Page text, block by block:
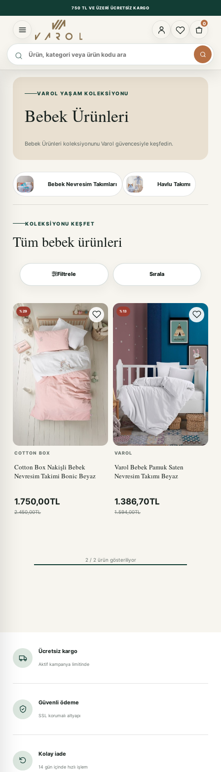
750 TL VE ÜZERI ÜCRETSIZ KARGO
0
Ürün ara
VAROL YAŞAM KOLEKSIYONU
Bebek Ürünleri
Bebek Ürünleri koleksiyonunu Varol güvencesiyle keşfedin.
Bebek Nevresim Takımları Havlu Takımı
KOLEKSIYONU KEŞFET
Tüm bebek ürünleri
Filtrele Sırala
Sırala
%29
COTTON BOX
Cotton Box Nakişli Bebek
Nevresim Takimi Bonic Beyaz
1.750,00TL
2.450,00TL
%13
VAROL
Varol Bebek Pamuk Saten
Nevresim Takımı Beyaz
1.386,70TL
1.594,00TL
2 / 2 ürün gösteriliyor
Ücretsiz kargo
Aktif kampanya limitinde
Güvenli ödeme
SSL korumalı altyapı
Kolay iade
14 gün içinde hızlı işlem